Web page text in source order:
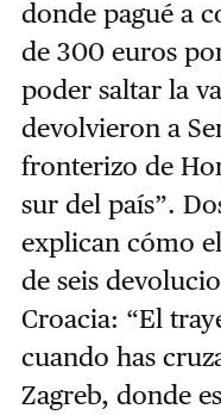
donde pagué a
de 300 euros
poder saltar la
devolvieron a
fronterizo de
sur del país”.
explican cómo
de seis
Croacia: “El
cuando has
Zagreb, donde